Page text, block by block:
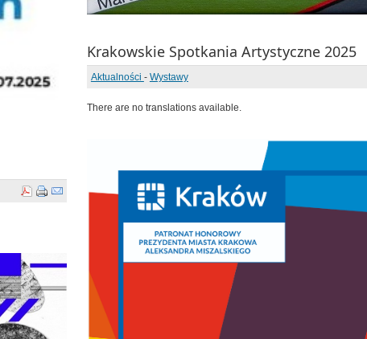
Krakowskie Spotkania Artystyczne 2025
Aktualności - Wystawy
There are no translations available.